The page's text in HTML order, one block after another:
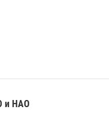
и НАО